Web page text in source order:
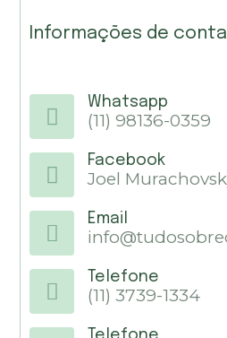
Informações de
Whatsapp
(11) 98136-0359
Facebook
Joel
Email
Telefone
(11) 3739-1334